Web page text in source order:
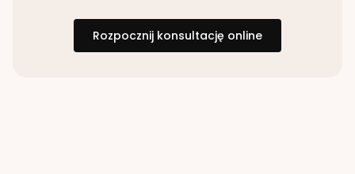
Rozpocznij konsultację online